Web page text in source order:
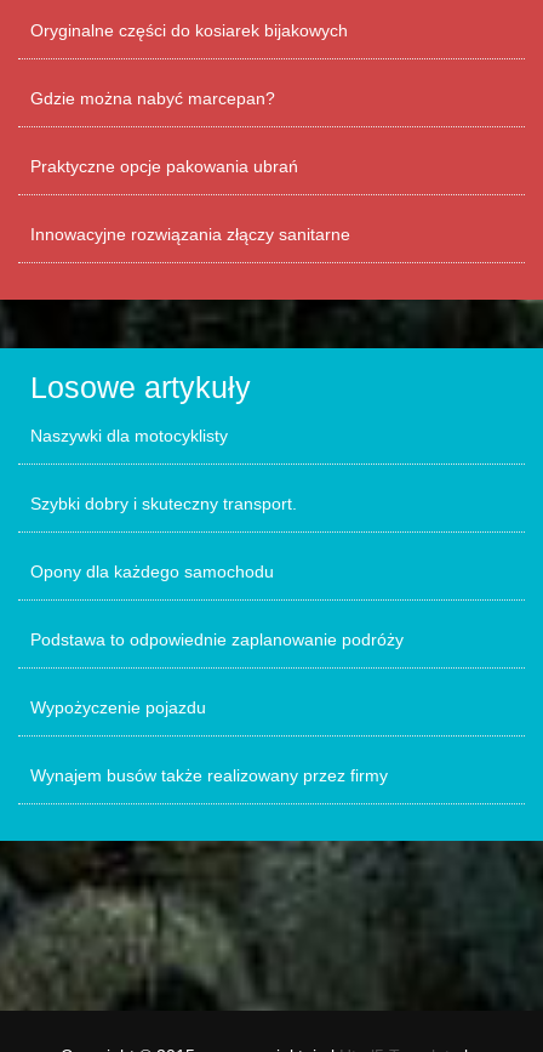
Oryginalne części do kosiarek bijakowych
Gdzie można nabyć marcepan?
Praktyczne opcje pakowania ubrań
Innowacyjne rozwiązania złączy sanitarne
Losowe artykuły
Naszywki dla motocyklisty
Szybki dobry i skuteczny transport.
Opony dla każdego samochodu
Podstawa to odpowiednie zaplanowanie podróży
Wypożyczenie pojazdu
Wynajem busów także realizowany przez firmy